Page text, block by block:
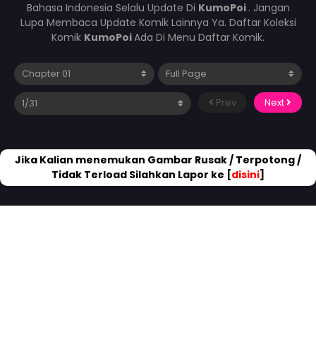
Bahasa Indonesia Selalu Update Di KumoPoi . Jangan
Lupa Membaca Update Komik Lainnya Ya. Daftar Koleksi
Komik KumoPoiAda Di Menu Daftar Komik.
Prev Next
Jika Kalian menemukan Gambar Rusak / Terpotong /
Tidak Terload Silahkan Lapor ke [disini]